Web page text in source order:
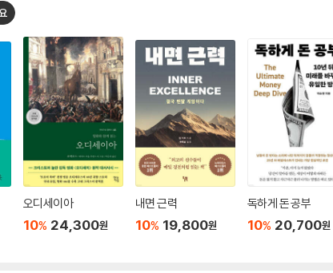
오디세이아
10% 24,300원
내면 근력
10% 19,800원
독하게 돈 공부
10% 20,700원